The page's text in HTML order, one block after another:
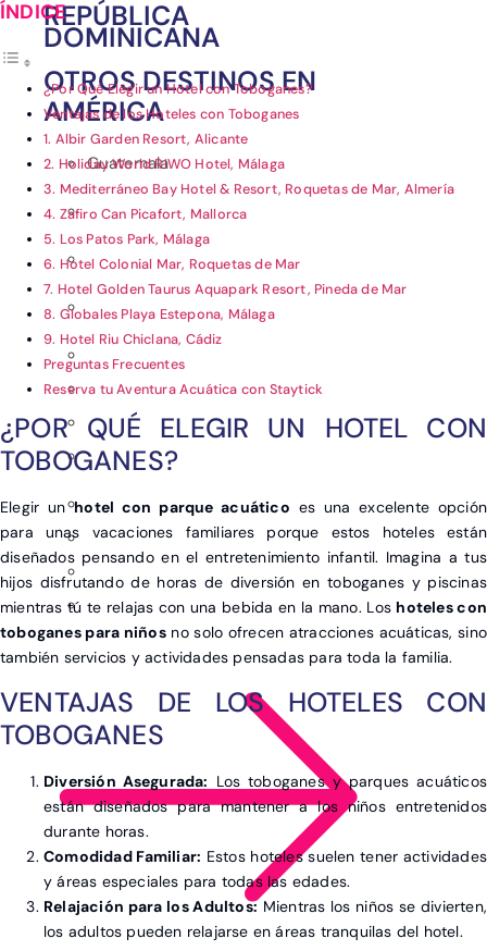
REPÚBLICA
DOMINICANA
OTROS DESTINOS EN
AMÉRICA
Guatemala
¿Por Qué Elegir un Hotel con Toboganes?
Ventajas de los Hoteles con Toboganes
1. Albir Garden Resort, Alicante
2. Holiday World RIWO Hotel, Málaga
3. Mediterráneo Bay Hotel & Resort, Roquetas de Mar, Almería
4. Zafiro Can Picafort, Mallorca
5. Los Patos Park, Málaga
6. Hotel Colonial Mar, Roquetas de Mar
7. Hotel Golden Taurus Aquapark Resort, Pineda de Mar
8. Globales Playa Estepona, Málaga
9. Hotel Riu Chiclana, Cádiz
Preguntas Frecuentes
Reserva tu Aventura Acuática con Staytick
¿POR QUÉ ELEGIR UN HOTEL CON
TOBOGANES?
Elegir unhotel con parque acuático es una excelente opción
para unas vacaciones familiares porque estos hoteles están
diseñados pensando en el entretenimiento infantil. Imagina a tus
hijos disfrutando de horas de diversión en toboganes y piscinas
mientras tú te relajas con una bebida en la mano. Los hoteles con
toboganes para niñosno solo ofrecen atracciones acuáticas, sino
también servicios y actividades pensadas para toda la familia.
VENTAJAS DE LOS HOTELES CON
TOBOGANES
Diversión Asegurada: Los toboganes y parques acuáticos
están diseñados para mantener a los niños entretenidos
durante horas.
Comodidad Familiar: Estos hoteles suelen tener actividades
y áreas especiales para todas las edades.
Relajación para los Adultos:Mientras los niños se divierten,
los adultos pueden relajarse en áreas tranquilas del hotel.